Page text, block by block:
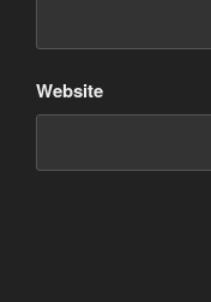
Website